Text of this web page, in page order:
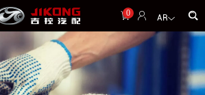
0
AR